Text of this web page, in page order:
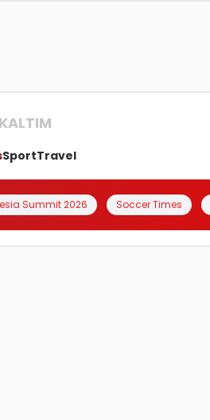
KALTIM
SportTravel
Summit 2026 Soccer Times